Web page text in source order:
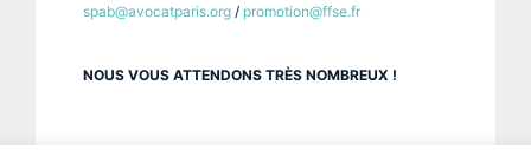
spab@avocatparis.org / promotion@ffse.fr
NOUS VOUS ATTENDONS TRÈS NOMBREUX !